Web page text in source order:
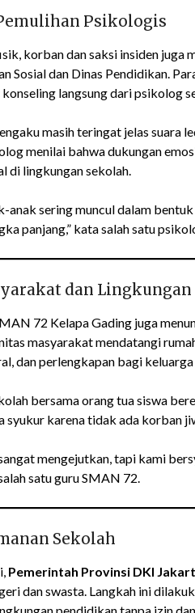
Psikologis
korban dan saksi insiden juga
Sosial dan Dinas Pendidikan.
langsung dari psikolog
masih teringat jelas suara
menilai bahwa dukungan
di lingkungan sekolah.
anak sering muncul dalam
panjang,” kata salah satu
dan
72 Kelapa Gading juga
masyarakat mendatangi
dan perlengkapan bagi
bersama orang tua siswa
syukur karena tidak ada korban
mengejutkan, tapi kami
satu guru SMAN 72.
Sekolah
Pemerintah Provinsi DKI
dan swasta. Langkah ini